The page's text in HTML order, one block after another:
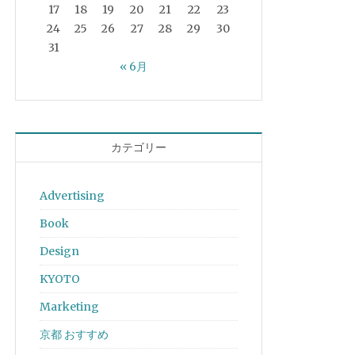
17 18 19 20 21 22
23
24
25 26 27 28 29
30
31
« 6月
カテゴリー
Advertising
Book
Design
KYOTO
Marketing
京都 おすすめ